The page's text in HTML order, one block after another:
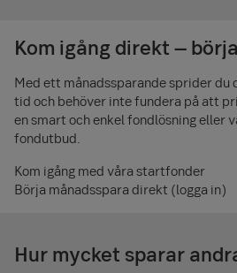
Kom igång direkt –
Med ett månadssparande sprider du
tid och behöver inte fundera på att
en smart och enkel fondlösning eller
fondutbud.
Kom igång med våra startfonder
Börja månadsspara direkt (logga in)
Hur mycket sparar